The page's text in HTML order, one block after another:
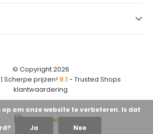
© Copyright 2026
Scherpe prijzen! 9.1 - Trusted Shops
klantwaardering
om onze website te verbeteren. Is dat
Ja Nee